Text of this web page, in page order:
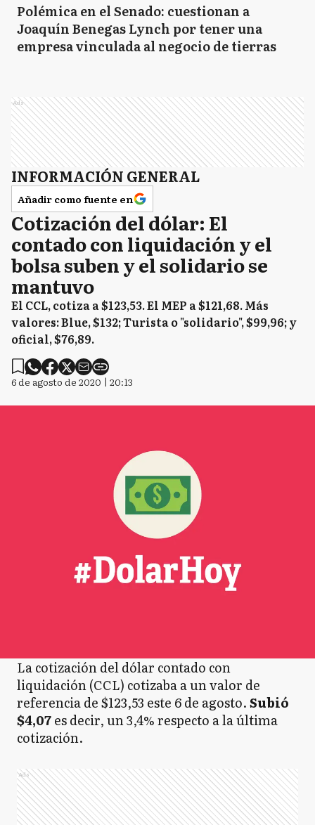
Polémica en el Senado: cuestionan a
Joaquín Benegas Lynch por tener una
empresa vinculada al negocio de tierras
Ads
INFORMACIÓN GENERAL
Añadir como fuente en
Cotización del dólar: El
contado con liquidación y el
bolsa suben y el solidario se
mantuvo
El CCL, cotiza a $123,53. El MEP a $121,68. Más
valores: Blue, $132; Turista o "solidario", $99,96; y
oficial, $76,89.
6 de agosto de 2020 | 20:13
La cotización del dólar contado con
liquidación (CCL) cotizaba a un valor de
referencia de $123,53 este 6 de agosto.Subió
$4,07es decir, un 3,4% respecto a la última
cotización.
Ads